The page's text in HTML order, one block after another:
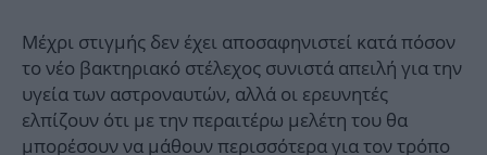
Μέχρι στιγμής δεν έχει αποσαφηνιστεί κατά πόσον
το νέο βακτηριακό στέλεχος συνιστά απειλή για την
υγεία των αστροναυτών, αλλά οι ερευνητές
ελπίζουν ότι με την περαιτέρω μελέτη του θα
μπορέσουν να μάθουν περισσότερα για τον τρόπο